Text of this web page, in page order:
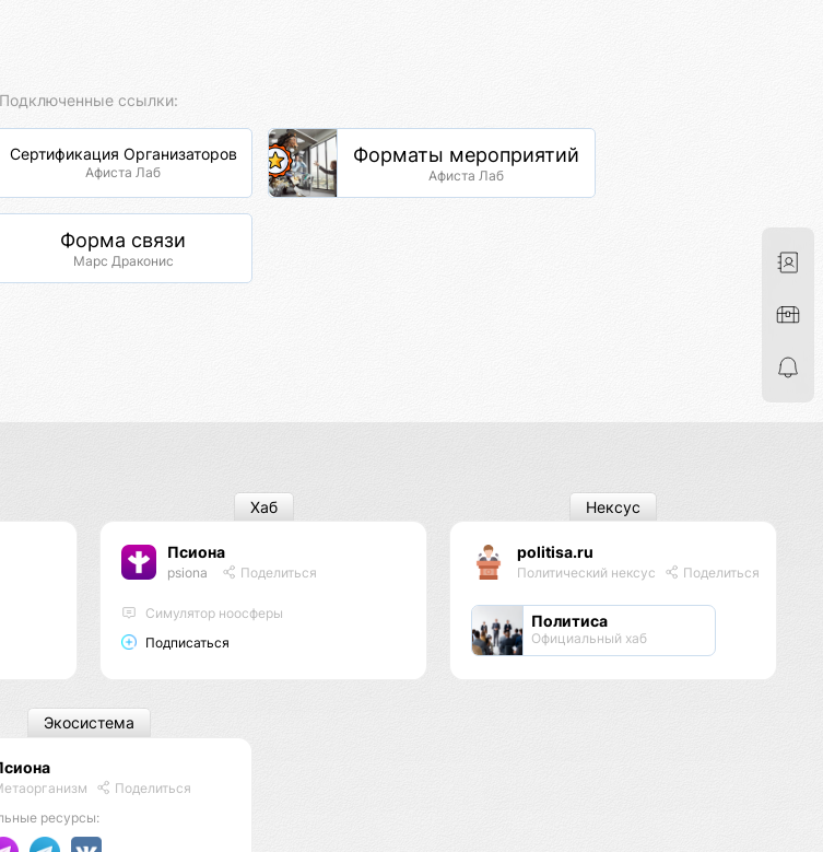
Подключенные ссылки:
Сертификация Организаторов
Афиста Лаб
Форматы мероприятий
Афиста Лаб
Форма связи
Марс Драконис
Псиона
psiona Поделиться
Cимулятор ноосферы
Подписаться
Хаб
politisa.ru
Политический нексус Поделиться
Политиса
Официальный хаб
Нексус
Поделиться
ресурсы:
Экосистема